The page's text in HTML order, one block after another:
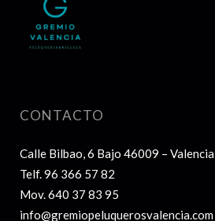
CONTACTO
Calle Bilbao, 6 Bajo 46009 – Valencia
Telf.96 366 57 82
Mov.640 37 83 95
info@gremiopeluquerosvalencia.com